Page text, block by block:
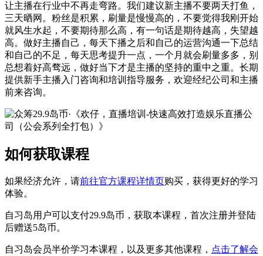
让主播在行业中不再走弯路。我们建议新主播不要两天打鱼，
三天晒网。粉丝是积累，刷量是慢慢高的，不要觉得我刚开始
就风生水起，不要期待那么高，有一句话是期待越高，失望越
高。做好主播自己，每天下播之后和自己的运营沟通一下总结
和自己的不足，每天思考提升一点，一个月就会刷量多多，别
总想着好高骛远，做好当下才是主播的坚持的重中之重。长期
提供新手主播入门咨询和培训指导服务，欢迎经纪公司和主播
前来咨询。
如何获取课程
如果经济允许，请前往官方课程详情页购买，获得更好的学习
体验。
自习岛用户可以支付29.9岛币，获取本课程，首次注册并登陆
后赠送5岛币。
自习岛会员半价学习本课程，以及更多其他课程， 点击了解会